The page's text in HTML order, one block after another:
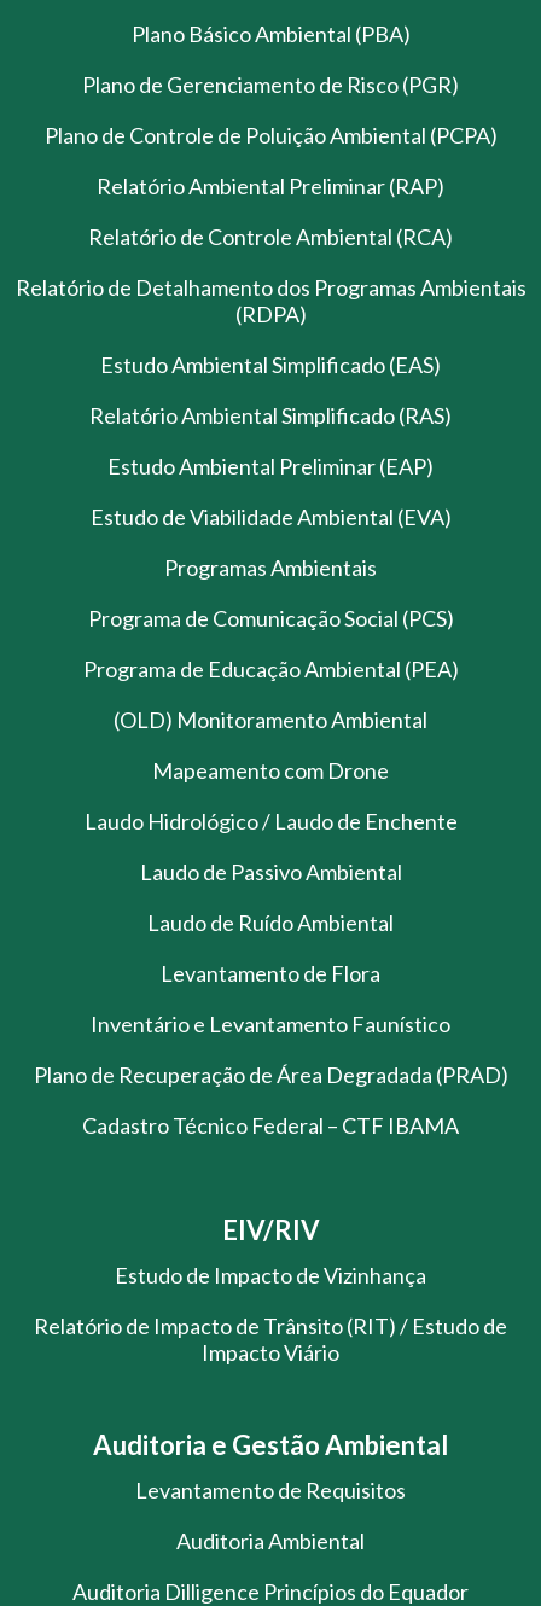
Plano Básico Ambiental (PBA)
Plano de Gerenciamento de Risco (PGR)
Plano de Controle de Poluição Ambiental (PCPA)
Relatório Ambiental Preliminar (RAP)
Relatório de Controle Ambiental (RCA)
Relatório de Detalhamento dos Programas Ambientais
(RDPA)
Estudo Ambiental Simplificado (EAS)
Relatório Ambiental Simplificado (RAS)
Estudo Ambiental Preliminar (EAP)
Estudo de Viabilidade Ambiental (EVA)
Programas Ambientais
Programa de Comunicação Social (PCS)
Programa de Educação Ambiental (PEA)
(OLD) Monitoramento Ambiental
Mapeamento com Drone
Laudo Hidrológico / Laudo de Enchente
Laudo de Passivo Ambiental
Laudo de Ruído Ambiental
Levantamento de Flora
Inventário e Levantamento Faunístico
Plano de Recuperação de Área Degradada (PRAD)
Cadastro Técnico Federal – CTF IBAMA
EIV/RIV
Estudo de Impacto de Vizinhança
Relatório de Impacto de Trânsito (RIT) / Estudo de
Impacto Viário
Auditoria e Gestão Ambiental
Levantamento de Requisitos
Auditoria Ambiental
Auditoria Dilligence Princípios do Equador